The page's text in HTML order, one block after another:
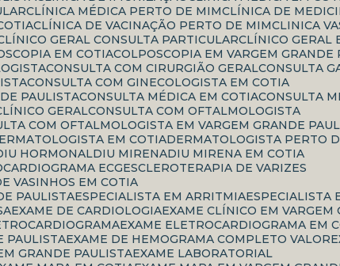
CLÍNICA MÉDICA PERTO DE MIM CLÍNICA DE
CLÍNICA DE VACINAÇÃO PERTO DE MIM CLINICA
CLÍNICO GERAL CONSULTA PARTICULAR CLÍNICO GERAL
EM COTIA COLPOSCOPIA EM VARGEM GRANDE
CONSULTA COM CIRURGIÃO GERAL CONSULTA
CONSULTA COM GINECOLOGISTA EM COTIA
PAULISTA CONSULTA MÉDICA EM COTIA CONSULTA
GERAL CONSULTA COM OFTALMOLOGISTA
COM OFTALMOLOGISTA EM VARGEM GRANDE
DERMATOLOGISTA EM COTIA
DERMATOLOGISTA PERTO
DIU HORMONAL DIU MIRENA
DIU MIRENA EM COTIA
ECG
ESCLEROTERAPIA DE VARIZES
VASINHOS EM COTIA
PAULISTA ESPECIALISTA EM ARRITMIA
EXAME DE CARDIOLOGIA EXAME CLÍNICO EM
EXAME ELETROCARDIOGRAMA EM
PAULISTA EXAME DE HEMOGRAMA COMPLETO VALOR
GRANDE PAULISTA EXAME LABORATORIAL